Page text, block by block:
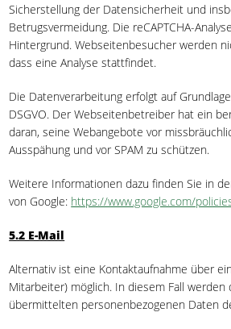
Sicherstellung der Datensicherheit und
Betrugsvermeidung. Die reCAPTCHA-
Hintergrund. Webseitenbesucher werden
dass eine Analyse stattfindet.
Die Datenverarbeitung erfolgt auf
DSGVO. Der Webseitenbetreiber hat ein
daran, seine Webangebote vor
Ausspähung und vor SPAM zu schützen.
Weitere Informationen dazu finden Sie in
von Google: https://www.google.com/
5.2 E-Mail
Alternativ ist eine Kontaktaufnahme über
Mitarbeiter) möglich. In diesem Fall werden
übermittelten personenbezogenen Daten